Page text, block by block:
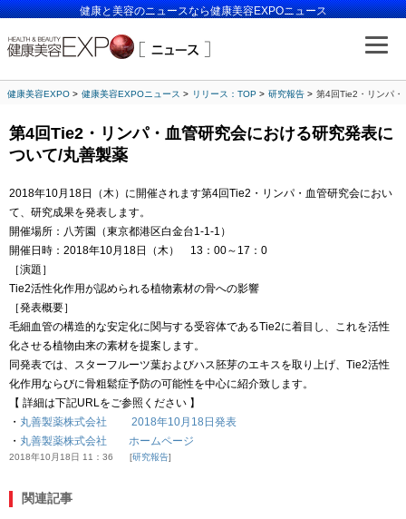
健康と美容のニュースなら健康美容EXPOニュース
健康美容EXPO 健康美容EXPOニュース リリース：TOP 研究報告 第4回Tie2・リンパ・
第4回Tie2・リンパ・血管研究会における研究発表に
ついて/丸善製薬
2018年10月18日（木）に開催されます第4回Tie2・リンパ・血管研究会におい
て、研究成果を発表します。
開催場所：八芳園（東京都港区白金台1-1-1）
開催日時：2018年10月18日（木） 13：00～17：0
［演題］
Tie2活性化作用が認められる植物素材の骨への影響
［発表概要］
毛細血管の構造的な安定化に関与する受容体であるTie2に着目し、これを活性
化させる植物由来の素材を提案します。
同発表では、スターフルーツ葉およびハス胚芽のエキスを取り上げ、Tie2活性
化作用ならびに骨粗鬆症予防の可能性を中心に紹介致します。
【 詳細は下記URLをご参照ください 】
・ 丸善製薬株式会社 2018年10月18日発表
・ 丸善製薬株式会社 ホームページ
2018年10月18日 11：36 研究報告
関連記事